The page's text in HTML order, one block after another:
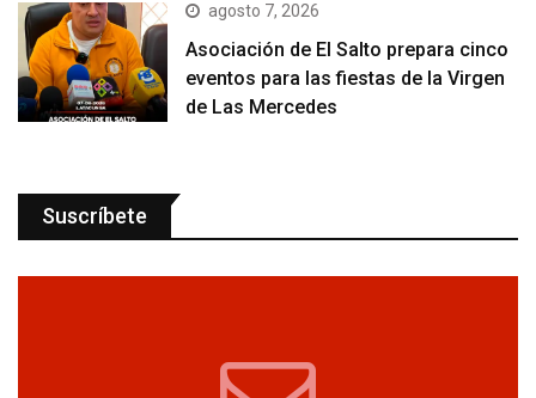
agosto 7, 2026
Asociación de El Salto prepara cinco
eventos para las fiestas de la Virgen
de Las Mercedes
Suscríbete